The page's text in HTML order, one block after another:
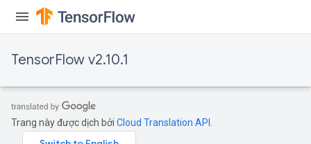
TensorFlow v2.10.1
Trang này được dịch bởi Cloud Translation API